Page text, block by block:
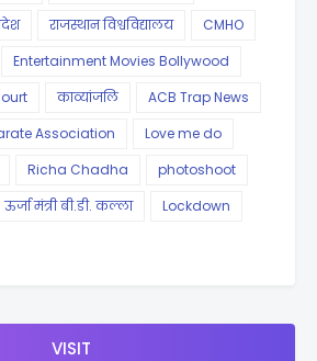
राजस्थान विश्वविद्यालय
CMHO
Entertainment Movies Bollywood
काव्यांजलि
ACB Trap News
Association
Love me do
Richa Chadha
photoshoot
ऊर्जा मंत्री बी.डी. कल्ला
Lockdown
VISIT